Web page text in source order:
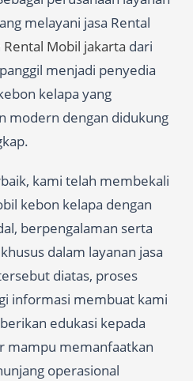
melayani jasa Rental
Rental Mobil jakarta dari
menjadi penyedia
kelapa yang
modern dengan didukung
kami telah membekali
kebon kelapa dengan
berpengalaman serta
dalam layanan jasa
diatas, proses
informasi membuat kami
edukasi kepada
mampu memanfaatkan
operasional